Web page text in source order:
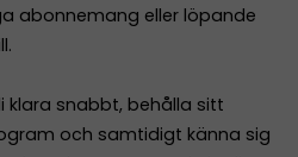
abonnemang eller löpande
klara snabbt, behålla sitt
och samtidigt känna sig